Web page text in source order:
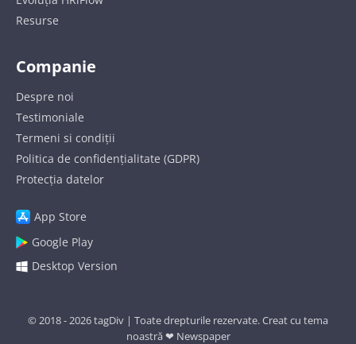
Resurse
Companie
Despre noi
Testimoniale
Termeni si condiții
Politica de confidențialitate (GDPR)
Protecția datelor
App Store
Google Play
Desktop Version
© 2018 - 2026tagDiv | Toate drepturile rezervate. Creat cu tema
noastră ❤ Newspaper